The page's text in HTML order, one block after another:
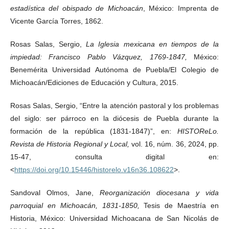
estadística del obispado de Michoacán , México: Imprenta de
Vicente García Torres, 1862.
Rosas Salas, Sergio,La Iglesia mexicana en tiempos de la
impiedad: Francisco Pablo Vázquez, 1769-1847, México:
Benemérita Universidad Autónoma de Puebla/El Colegio de
Michoacán/Ediciones de Educación y Cultura, 2015.
Rosas Salas, Sergio, “Entre la atención pastoral y los problemas
del siglo: ser párroco en la diócesis de Puebla durante la
formación de la república (1831-1847)”, en: HISTOReLo.
Revista de Historia Regional y Local,vol. 16, núm. 36, 2024, pp.
15-47, consulta digital en:
<https://doi.org/10.15446/historelo.v16n36.108622>.
Sandoval Olmos, Jane, Reorganización diocesana y vida
parroquial en Michoacán, 1831-1850,Tesis de Maestría en
Historia, México: Universidad Michoacana de San Nicolás de